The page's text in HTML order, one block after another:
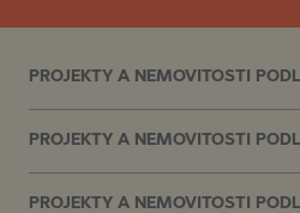
PROJEKTY A NEMOVITOSTI
PROJEKTY A NEMOVITOSTI
PROJEKTY A NEMOVITOSTI